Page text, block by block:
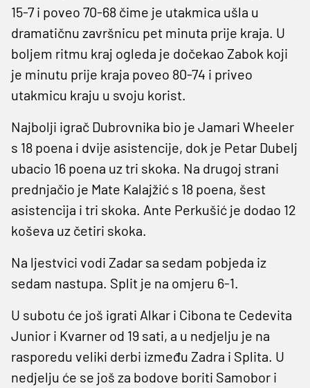
15-7 i poveo 70-68 čime je utakmica ušla u
dramatičnu završnicu pet minuta prije kraja. U
boljem ritmu kraj ogleda je dočekao Zabok koji
je minutu prije kraja poveo 80-74 i priveo
utakmicu kraju u svoju korist.
Najbolji igrač Dubrovnika bio je Jamari Wheeler
s 18 poena i dvije asistencije, dok je Petar Dubelj
ubacio 16 poena uz tri skoka. Na drugoj strani
prednjačio je Mate Kalajžić s 18 poena, šest
asistencija i tri skoka. Ante Perkušić je dodao 12
koševa uz četiri skoka.
Na ljestvici vodi Zadar sa sedam pobjeda iz
sedam nastupa. Split je na omjeru 6-1.
U subotu će još igrati Alkar i Cibona te Cedevita
Junior i Kvarner od 19 sati, a u nedjelju je na
rasporedu veliki derbi između Zadra i Splita. U
nedjelju će se još za bodove boriti Samobor i